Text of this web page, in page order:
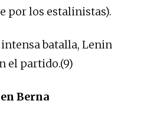
por los estalinistas).
batalla, Lenin
el partido.(9)
Berna